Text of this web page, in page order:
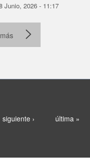
Junio, 2026 - 11:17
siguiente › última »